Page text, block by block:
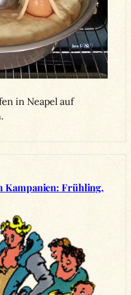
in Neapel auf
Kampanien: Frühling,